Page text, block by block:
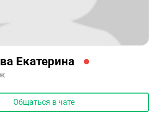
Екатерина
Общаться в чате